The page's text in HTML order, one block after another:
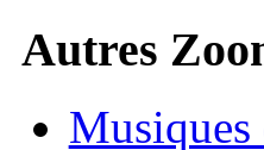
Autres